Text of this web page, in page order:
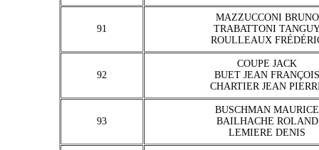
91
MAZZUCCONI BRUNO
TRABATTONI
ROULLEAUX
92
COUPE JACK
BUET JEAN FRANÇOIS
CHARTIER JEAN
93
BUSCHMAN MAURICE
BAILHACHE ROLAND
LEMIERE DENIS